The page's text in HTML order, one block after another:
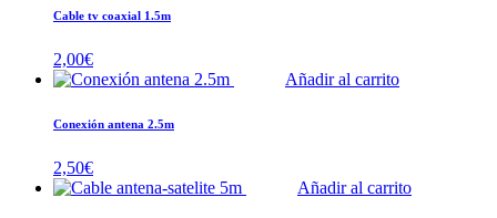
Cable tv coaxial 1.5m
2,00€
Añadir al carrito
Conexión antena 2.5m
2,50€
Añadir al carrito